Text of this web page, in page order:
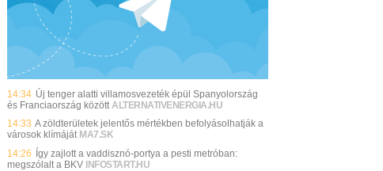
14:34 Új tenger alatti villamosvezeték épül Spanyolország
és Franciaország között ALTERNATIVENERGIA.HU
14:33 A zöldterületek jelentős mértékben befolyásolhatják a
városok klímáját MA7.SK
14:26 Így zajlott a vaddisznó-portya a pesti metróban:
megszólalt a BKV INFOSTART.HU